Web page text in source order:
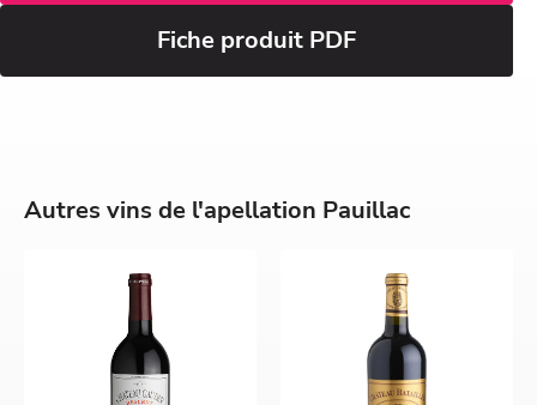
Fiche produit PDF
Autres vins de l'apellation Pauillac